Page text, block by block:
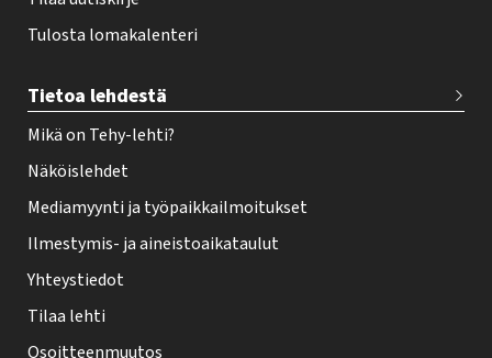
Tulosta lomakalenteri
Tietoa lehdestä
Mikä on Tehy-lehti?
Näköislehdet
Mediamyynti ja työpaikkailmoitukset
Ilmestymis- ja aineistoaikataulut
Yhteystiedot
Tilaa lehti
Osoitteenmuutos